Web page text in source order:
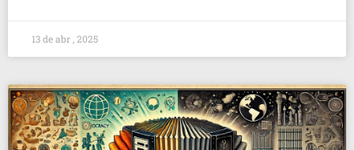
13 de abr , 2025